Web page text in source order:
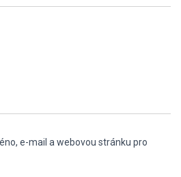
e-mail a webovou stránku pro